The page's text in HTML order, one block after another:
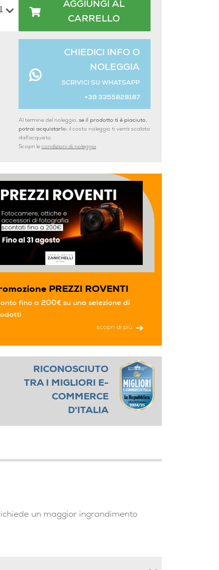
AGGIUNGI AL
CARRELLO
CHIEDICI INFO O
NOLEGGIA
SCRIVICI SU WHATSAPP
+39 3355828187
Al termine del noleggio, se il prodotto ti è piaciuto,
potrai acquistarlo: il costo noleggio ti verrà scalato
dall'acquisto.
Scopri le condizioni di noleggio
PREZZI ROVENTI
fino a 200€ su una selezione di
scopri di più
RICONOSCIUTO
TRA I MIGLIORI E-
COMMERCE
D'ITALIA
un maggior ingrandimento